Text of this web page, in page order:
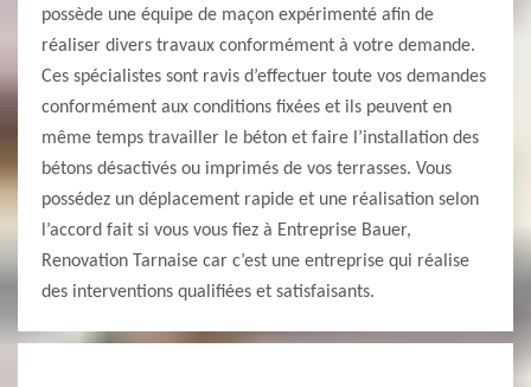
possède une équipe de maçon expérimenté afin de
réaliser divers travaux conformément à votre demande.
Ces spécialistes sont ravis d’effectuer toute vos demandes
conformément aux conditions fixées et ils peuvent en
même temps travailler le béton et faire l’installation des
bétons désactivés ou imprimés de vos terrasses. Vous
possédez un déplacement rapide et une réalisation selon
l’accord fait si vous vous fiez à Entreprise Bauer,
Renovation Tarnaise car c’est une entreprise qui réalise
des interventions qualifiées et satisfaisants.